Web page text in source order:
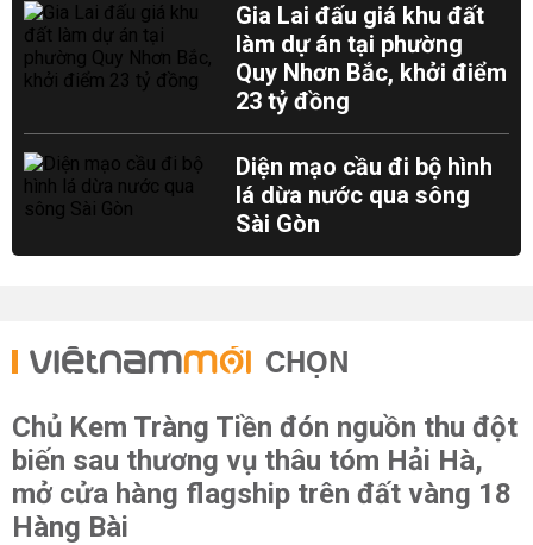
Gia Lai đấu giá khu đất
làm dự án tại phường
Quy Nhơn Bắc, khởi điểm
23 tỷ đồng
Diện mạo cầu đi bộ hình
lá dừa nước qua sông
Sài Gòn
CHỌN
Chủ Kem Tràng Tiền đón nguồn thu đột
biến sau thương vụ thâu tóm Hải Hà,
mở cửa hàng flagship trên đất vàng 18
Hàng Bài